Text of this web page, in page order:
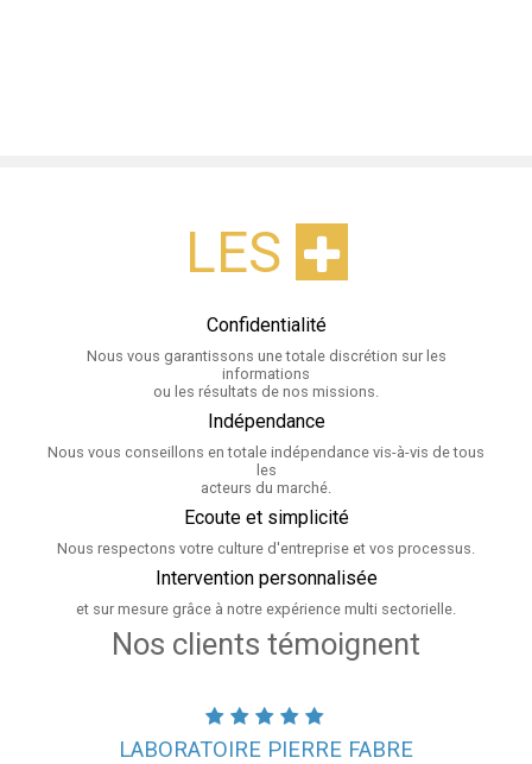
LES
Confidentialité
Nous vous garantissons une totale discrétion sur les
informations
ou les résultats de nos missions.
Indépendance
Nous vous conseillons en totale indépendance vis-à-vis de tous
les
acteurs du marché.
Ecoute et simplicité
Nous respectons votre culture d'entreprise et vos processus.
Intervention personnalisée
et sur mesure grâce à notre expérience multi sectorielle.
Nos clients témoignent
LABORATOIRE PIERRE FABRE